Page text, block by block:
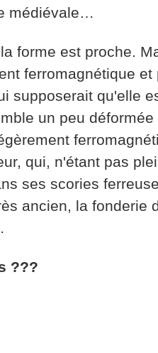
médiévale…
forme est proche.
ferromagnétique
supposerait qu'elle
un peu
qui, n'étant pas
ses scories
ancien, la fonderie
???